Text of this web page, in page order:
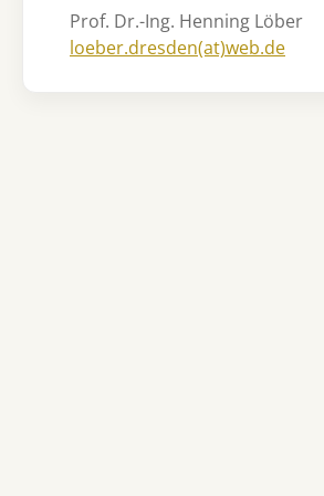
Prof. Dr.-Ing. Henning Löber
loeber.dresden(at)web.de